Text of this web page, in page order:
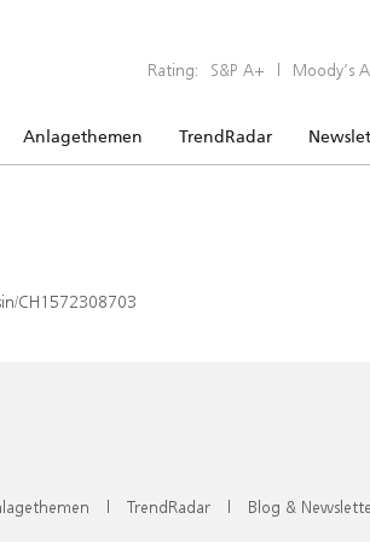
Rating: S&P A+ | Moody’s
Anlagethemen TrendRadar
CH1572308703
| TrendRadar | Blog &